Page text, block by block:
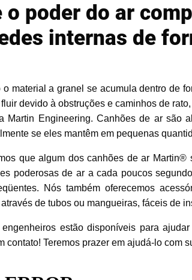
o poder do ar
internas de
o material a granel se acumula dentro de
devido à obstruções e caminhos de
Martin Engineering. Canhões de ar são
se eles mantêm em pequenas
que algum dos canhões de ar
poderosas de ar a cada poucos
Nós também oferecemos
de tubos ou mangueiras, fáceis de
engenheiros estão disponíveis para
contato! Teremos prazer em ajudá-lo com